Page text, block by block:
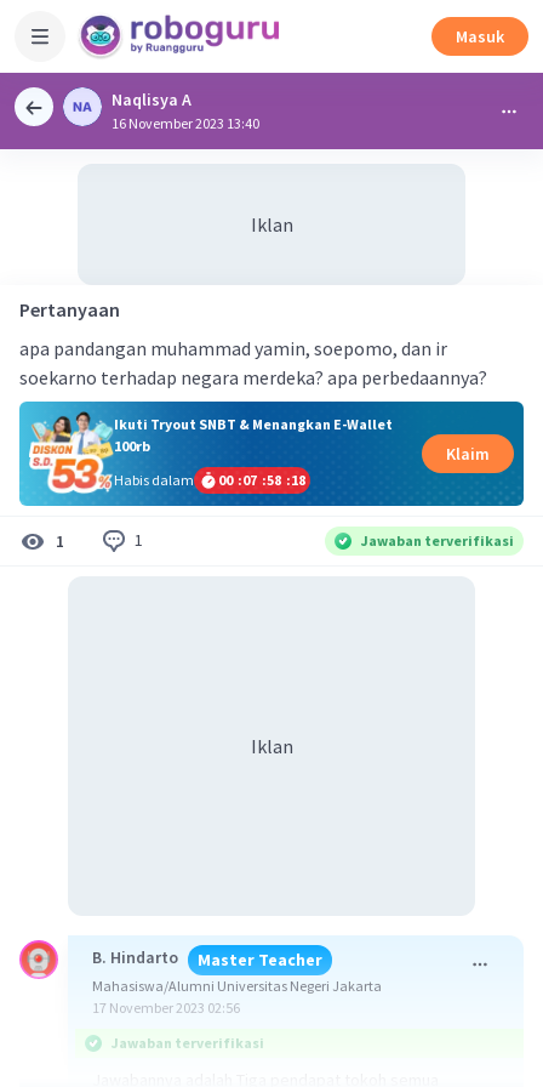
Masuk
Naqlisya A
16 November 2023 13:40
Iklan
Pertanyaan
apa pandangan muhammad yamin, soepomo, dan ir
soekarno terhadap negara merdeka? apa perbedaannya?
Ikuti Tryout SNBT & Menangkan E-Wallet
100rb
Habis dalam
00 :07 :58 :18
Klaim
1 1 Jawaban terverifikasi
Iklan
B. Hindarto Master Teacher
Mahasiswa/Alumni Universitas Negeri Jakarta
17 November 2023 02:56
Jawaban terverifikasi